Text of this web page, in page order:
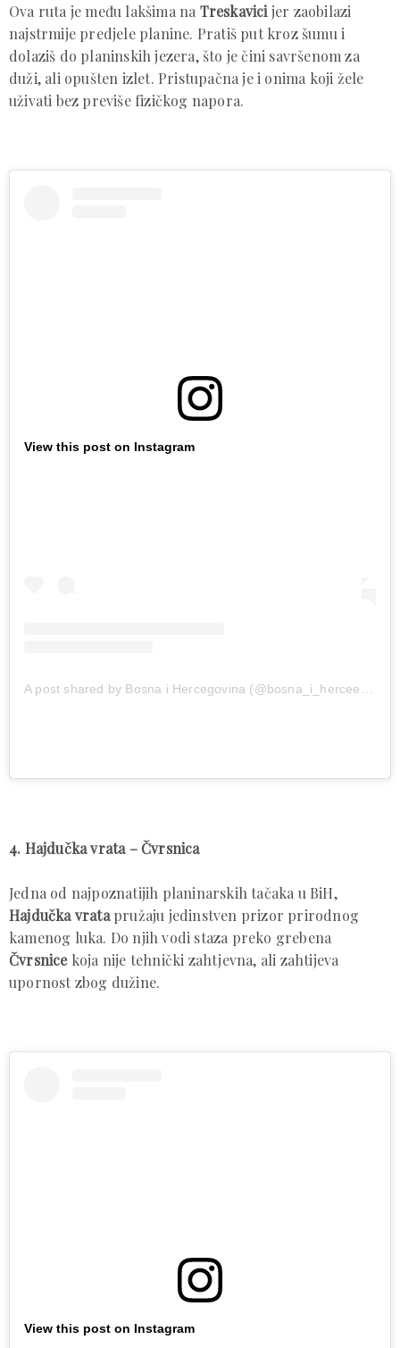
Ova ruta je među lakšima na Treskavici jer zaobilazi
najstrmije predjele planine. Pratiš put kroz šumu i
dolaziš do planinskih jezera, što je čini savršenom za
duži, ali opušten izlet. Pristupačna je i onima koji žele
uživati bez previše fizičkog napora.
View this post on Instagram
4. Hajdučka vrata – Čvrsnica
Jedna od najpoznatijih planinarskih tačaka u BiH,
Hajdučka vratapružaju jedinstven prizor prirodnog
kamenog luka. Do njih vodi staza preko grebena
Čvrsnice koja nije tehnički zahtjevna, ali zahtijeva
upornost zbog dužine.
View this post on Instagram